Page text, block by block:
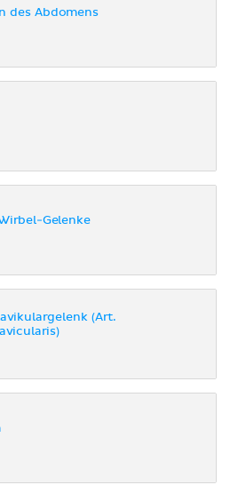
des Abdomens
Gelenke
(Art.